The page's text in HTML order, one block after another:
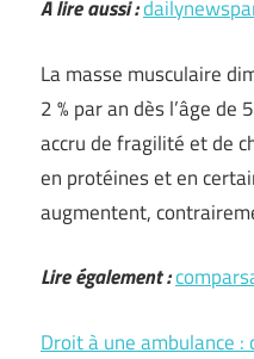
A lire aussi :
La masse musculaire
2 % par an dès l’âge
accru de fragilité et de
en protéines et en
augmentent,
Lire également :
Droit à une ambulance